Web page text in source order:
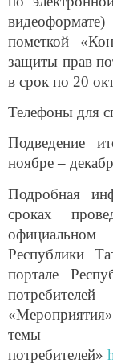
пометкой
защиты прав
в срок по 20
ноябре –
сроках
официальном
Республики
портале
темы
потребителей»